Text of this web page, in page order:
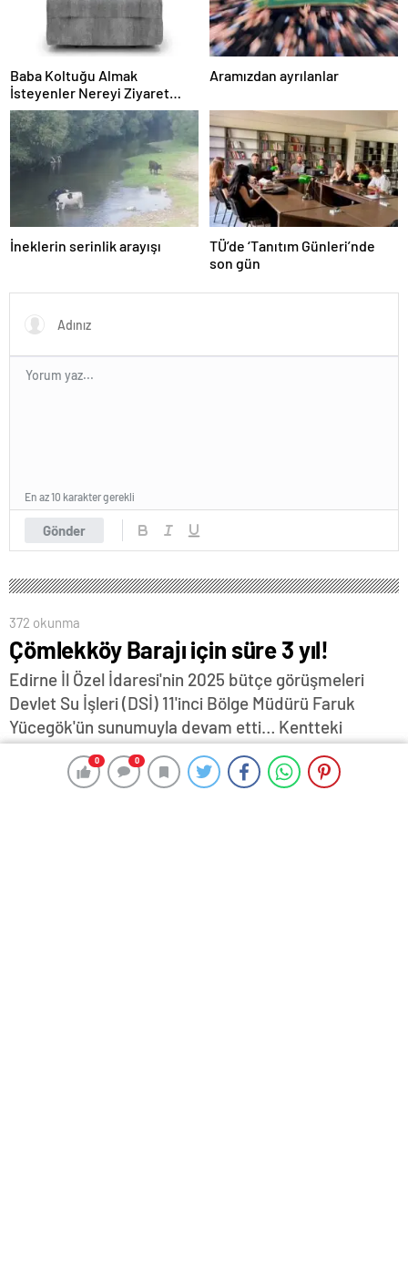
0 0
Baba Koltuğu Almak
İsteyenler Nereyi Ziyaret
Edebilir?
Aramızdan ayrılanlar
İneklerin serinlik arayışı
TÜ’de ‘Tanıtım Günleri’nde
son gün
Gönder
En az 10 karakter gerekli
372 okunma
Çömlekköy Barajı için süre 3 yıl!
Edirne İl Özel İdaresi'nin 2025 bütçe görüşmeleri
Devlet Su İşleri (DSİ) 11'inci Bölge Müdürü Faruk
Yücegök'ün sunumuyla devam etti… Kentteki
sulama yatırımlarıyla ilgili bilgi veren Yücegök,
geçtiğimiz Temmuz ayında yapımına başlanan,
0 0